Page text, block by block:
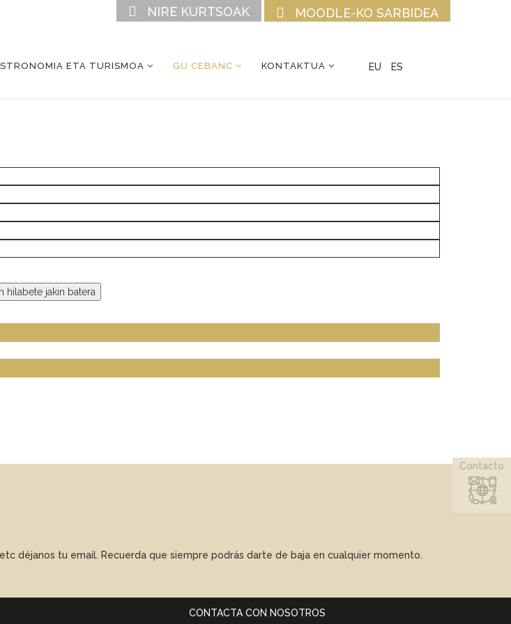
MOODLE-KO SARBIDEA
NIRE KURTSOAK
ETA TURISMOA GU CEBANC KONTAKTUA EU ES
hilabete jakin batera
déjanos tu email. Recuerda que siempre podrás darte de baja en cualquier momento.
CONTACTA CON NOSOTROS
Contacto